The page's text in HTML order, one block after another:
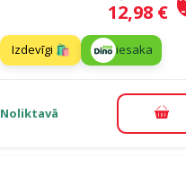
Cena
12,98 €
Izdevīgi 🛍️ iesaka
Noliktavā